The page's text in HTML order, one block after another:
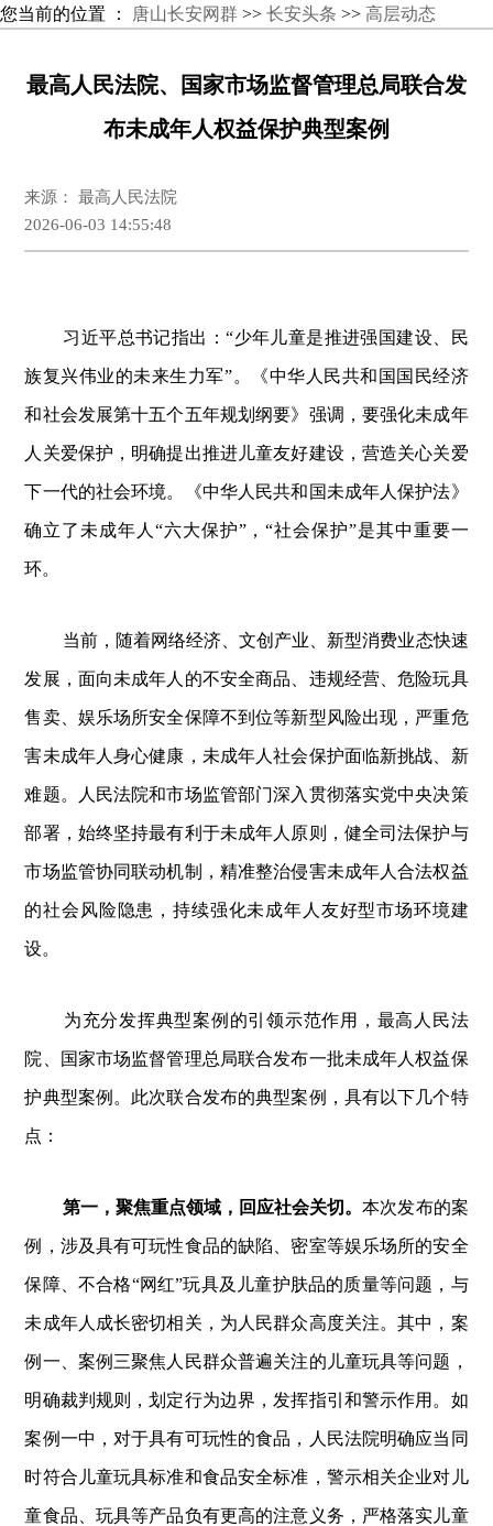
您当前的位置 ： 唐山长安网群 >> 长安头条 >> 高层动态
最高人民法院、国家市场监督管理总局联合发
布未成年人权益保护典型案例
来源： 最高人民法院
2026-06-03 14:55:48
习近平总书记指出：“少年儿童是推进强国建设、民
族复兴伟业的未来生力军”。《中华人民共和国国民经济
和社会发展第十五个五年规划纲要》强调，要强化未成年
人关爱保护，明确提出推进儿童友好建设，营造关心关爱
下一代的社会环境。《中华人民共和国未成年人保护法》
确立了未成年人“六大保护”，“社会保护”是其中重要一
环。
当前，随着网络经济、文创产业、新型消费业态快速
发展，面向未成年人的不安全商品、违规经营、危险玩具
售卖、娱乐场所安全保障不到位等新型风险出现，严重危
害未成年人身心健康，未成年人社会保护面临新挑战、新
难题。人民法院和市场监管部门深入贯彻落实党中央决策
部署，始终坚持最有利于未成年人原则，健全司法保护与
市场监管协同联动机制，精准整治侵害未成年人合法权益
的社会风险隐患，持续强化未成年人友好型市场环境建
设。
为充分发挥典型案例的引领示范作用，最高人民法
院、国家市场监督管理总局联合发布一批未成年人权益保
护典型案例。此次联合发布的典型案例，具有以下几个特
点：
第一，聚焦重点领域，回应社会关切。本次发布的案
例，涉及具有可玩性食品的缺陷、密室等娱乐场所的安全
保障、不合格“网红”玩具及儿童护肤品的质量等问题，与
未成年人成长密切相关，为人民群众高度关注。其中，案
例一、案例三聚焦人民群众普遍关注的儿童玩具等问题，
明确裁判规则，划定行为边界，发挥指引和警示作用。如
案例一中，对于具有可玩性的食品，人民法院明确应当同
时符合儿童玩具标准和食品安全标准，警示相关企业对儿
童食品、玩具等产品负有更高的注意义务，严格落实儿童